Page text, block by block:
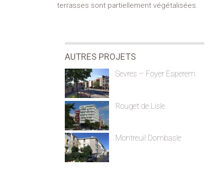
terrasses sont partiellement végétalisées.
AUTRES PROJETS
Sevres – Foyer Esperem
Rouget de Lisle
Montreuil Dombasle